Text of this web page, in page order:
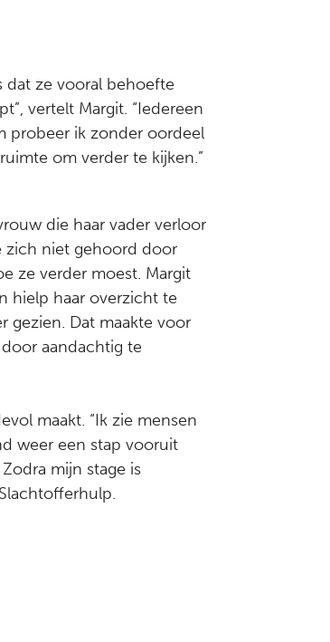
dat ze vooral behoefte
vertelt Margit. “Iedereen
probeer ik zonder oordeel
om verder te kijken.”
die haar vader verloor
zich niet gehoord door
ze verder moest. Margit
hielp haar overzicht te
gezien. Dat maakte voor
aandachtig te
maakt. “Ik zie mensen
weer een stap vooruit
mijn stage is